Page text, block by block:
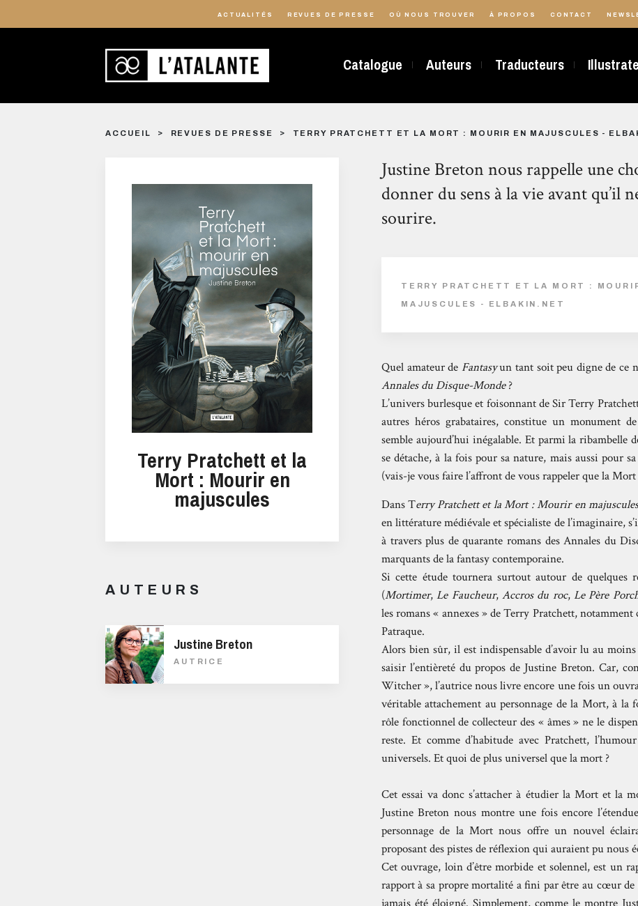
ACTUALITÉS REVUES DE PRESSE OÙ NOUS TROUVER À PROPOS CONTACT
Catalogue Auteurs Traducteurs
ACCUEIL REVUES DE PRESSE TERRY PRATCHETT ET LA MORT : MOURIR EN MAJUSCULES -
Terry Pratchett et la
Mort : Mourir en
majuscules
AUTEURS
Justine Breton
AUTRICE
Justine Breton nous rappelle une
donner du sens à la vie avant qu’il
sourire.
TERRY PRATCHETT ET LA MORT :
MAJUSCULES - ELBAKIN.NET
Quel amateur de Fantasyun tant soit peu digne de ce
Annales du Disque-Monde?
L’univers burlesque et foisonnant de Sir Terry
autres héros grabataires, constitue un monument
semble aujourd’hui inégalable. Et parmi la ribambelle
se détache, à la fois pour sa nature, mais aussi pour
(vais-je vous faire l’affront de vous rappeler que la
Dans Terry Pratchett et la Mort : Mourir en
en littérature médiévale et spécialiste de l’imaginaire,
à travers plus de quarante romans des Annales du
marquants de la fantasy contemporaine.
Si cette étude tournera surtout autour de
(Mortimer,Le Faucheur,Accros du roc,Le Père
les romans « annexes » de Terry Pratchett,
Patraque.
Alors bien sûr, il est indispensable d’avoir lu au
saisir l’entièreté du propos de Justine Breton. Car,
Witcher », l’autrice nous livre encore une fois un
véritable attachement au personnage de la Mort, à
rôle fonctionnel de collecteur des « âmes » ne le
reste. Et comme d’habitude avec Pratchett,
universels. Et quoi de plus universel que la mort ?
Cet essai va donc s’attacher à étudier la Mort et la
Justine Breton nous montre une fois encore
personnage de la Mort nous offre un nouvel
proposant des pistes de réflexion qui auraient pu nous
Cet ouvrage, loin d’être morbide et solennel, est un
rapport à sa propre mortalité a fini par être au cœur